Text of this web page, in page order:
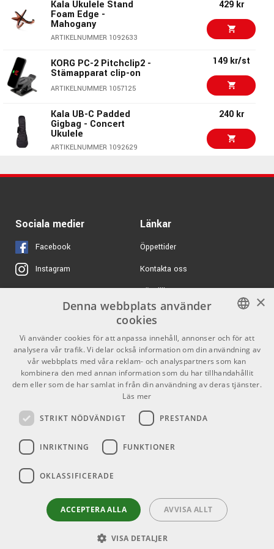
Invändigt foder: Plyschmaterial
Yttermaterial: Svart Cordura
Funktioner: Justerbara axelremmar, ytterficka
ARTIKELNUMMER 1097108
Kala UC-C Case -
ARTIKELNUMMER 1092624
689 kr
Profile PRBB-100
ARTIKELNUMMER 1001367
550 kr/st
Daddario PW-CP-12 NS
Ukulele Capo
265 kr/st
ARTIKELNUMMER 1071642
Kala Ukulele Stand
Foam Edge -
Mahogany
ARTIKELNUMMER 1092633
429 kr
KORG PC-2 Pitchclip2 -
Stämapparat clip-on
ARTIKELNUMMER 1057125
149 kr/st
Kala UB-C Padded
Gigbag - Concert
Ukulele
ARTIKELNUMMER 1092629
240 kr
Soundsation PGB-
Kala UB-B Gigbag -
Ukulele
Crest Audio CPX-3
ARTIKELNUMMER 1079648
Slate VSX Immersion
One Planar Magnetic
Open Back
Headphones (Upgrade
for previous VSX
Owners)
ARTIKELNUMMER 1094382
8495 kr/st
Novation FLKey 37
ARTIKELNUMMER 1076157
Sociala medier
Facebook
Instagram
X
Youtube
TikTok
Länkar
Öppettider
Kontakta oss
Köpvillkor
Butiken
Varumärken
GDPR & Cookies
Kontakt
Info
Mån-Fre: 10.00-18.00
Helgdagar
SWEDISH
ENGLISH
×
Denna webbplats använder
cookies
Vi använder cookies för att anpassa innehåll, annonser och för att
analysera vår trafik. Vi delar också information om din användning av
vår webbplats med våra reklam- och analyspartners som kan
kombinera den med annan information som du har tillhandahållit
dem eller som de har samlat in från din användning av deras tjänster.
Läs mer
STRIKT NÖDVÄNDIGT PRESTANDA
INRIKTNING FUNKTIONER
OKLASSIFICERADE
ACCEPTERA ALLA AVVISA ALLT
VISA DETALJER